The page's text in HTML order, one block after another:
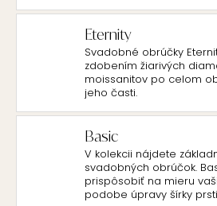
Eternity
Svadobné obrúčky
zdobením žiarivých
moissanitov po celom
jeho časti.
Basic
V kolekcii nájdete
svadobných obrúčok.
prispôsobiť na mieru
podobe úpravy šírky